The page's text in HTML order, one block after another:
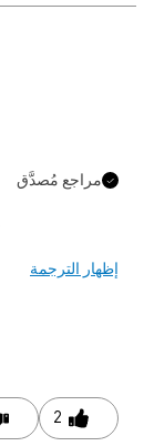
مراجع مُصدَّق
إظهار الترجمة
2